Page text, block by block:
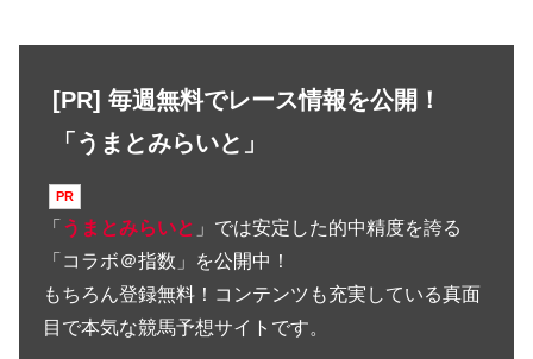
[PR] 毎週無料でレース情報を公開！
「うまとみらいと」
「 うまとみらいと 」では安定した的中精度を誇る
「コラボ＠指数」を公開中！
もちろん登録無料！コンテンツも充実している真面
目で本気な競馬予想サイトです。